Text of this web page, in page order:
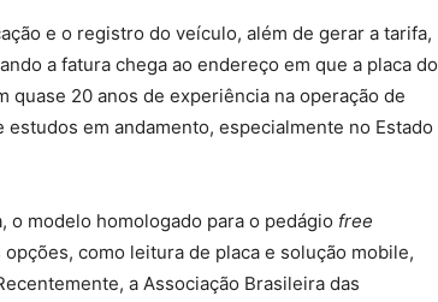
e o registro do veículo, além de gerar a tarifa,
a fatura chega ao endereço em que a placa do
20 anos de experiência na operação de
em andamento, especialmente no Estado
modelo homologado para o pedágio free
como leitura de placa e solução mobile,
a Associação Brasileira das